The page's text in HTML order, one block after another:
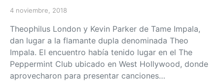
Posted on
4 noviembre, 2018
Theophilus London y Kevin Parker de Tame Impala,
dan lugar a la flamante dupla denominada Theo
Impala. El encuentro había tenido lugar en el The
Peppermint Club ubicado en West Hollywood, donde
aprovecharon para presentar canciones…